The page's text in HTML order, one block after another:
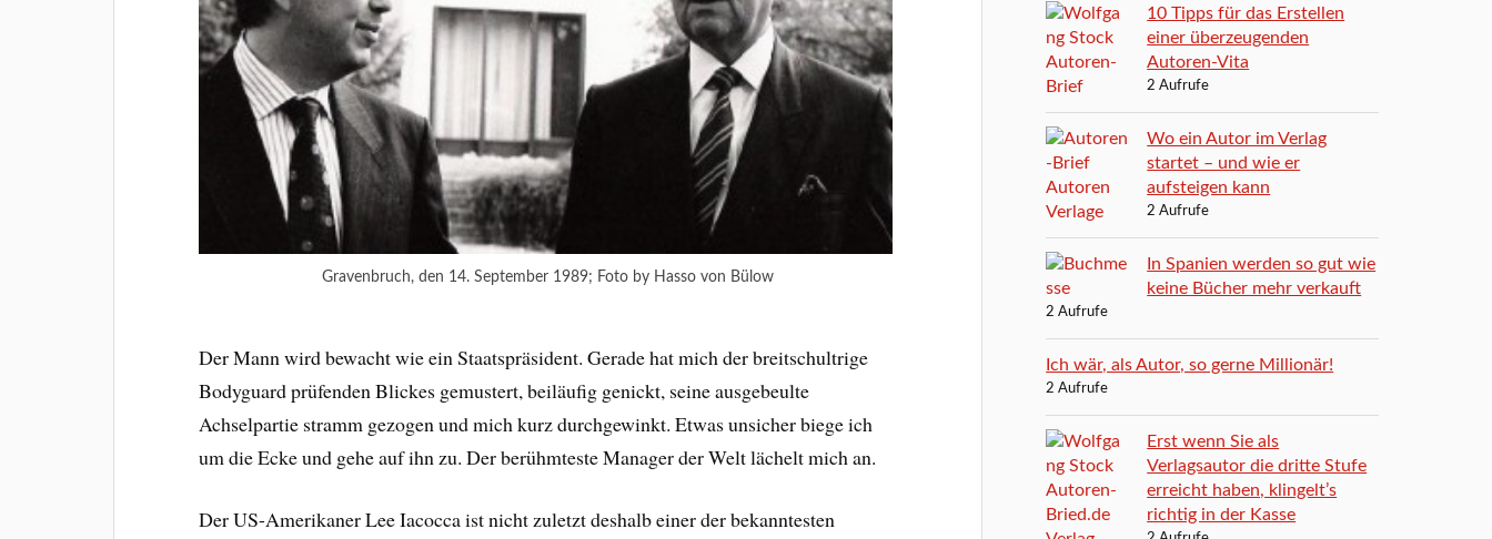
Gravenbruch, den 14. September 1989; Foto by Hasso von Bülow
Der Mann wird bewacht wie ein Staatspräsident. Gerade hat mich der breitschultrige
Bodyguard prüfenden Blickes gemustert, beiläufig genickt, seine ausgebeulte
Achselpartie stramm gezogen und mich kurz durchgewinkt. Etwas unsicher biege ich
um die Ecke und gehe auf ihn zu. Der berühmteste Manager der Welt lächelt mich an.
Der US-Amerikaner Lee Iacocca ist nicht zuletzt deshalb einer der bekanntesten
10 Tipps für das Erstellen
einer überzeugenden
Autoren-Vita
2 Aufrufe
Wo ein Autor im Verlag
startet – und wie er
aufsteigen kann
2 Aufrufe
In Spanien werden so gut wie
keine Bücher mehr verkauft
2 Aufrufe
Ich wär, als Autor, so gerne Millionär!
2 Aufrufe
Erst wenn Sie als
Verlagsautor die dritte Stufe
erreicht haben, klingelt’s
richtig in der Kasse